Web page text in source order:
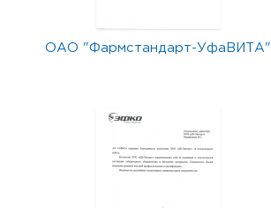
ОАО "Фармстандарт-УфаВИТА"